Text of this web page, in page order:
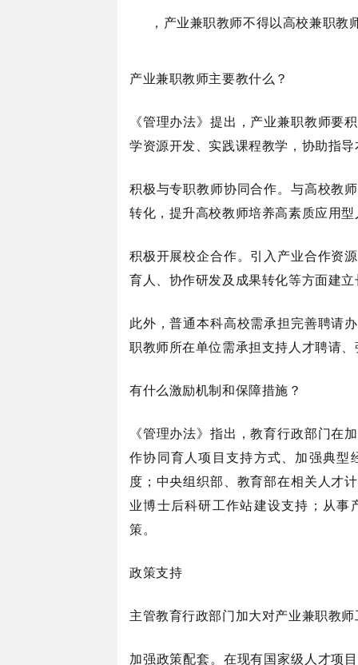
，产业兼职教师不得以高校兼职教
产业兼职教师主要教什么？
《管理办法》提出，产业兼职教师要
学资源开发、实践课程教学，协助指
积极与专职教师协同合作。与高校教
转化，提升高校教师培养高素质应用
积极开展校企合作。引入产业合作资
育人、协作研发及成果转化等方面建
此外，普通本科高校需承担完善聘请
职教师所在单位需承担支持人才聘请
有什么激励机制和保障措施？
《管理办法》指出，教育行政部门在
作协同育人项目支持方式、加强典
度；中央组织部、教育部在相关人才
业博士后科研工作站建设支持；从
策。
政策支持
主管教育行政部门加大对产业兼职教
加强政策配套。在现有国家级人才项